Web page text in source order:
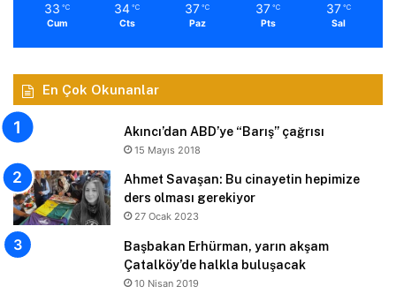
33 ℃
Cum
34 ℃
Cts
37 ℃
Paz
37 ℃
Pts
37 ℃
Sal
En Çok Okunanlar
Akıncı’dan ABD’ye “Barış” çağrısı
15 Mayıs 2018
Ahmet Savaşan: Bu cinayetin hepimize
ders olması gerekiyor
27 Ocak 2023
Başbakan Erhürman, yarın akşam
Çatalköy’de halkla buluşacak
10 Nisan 2019